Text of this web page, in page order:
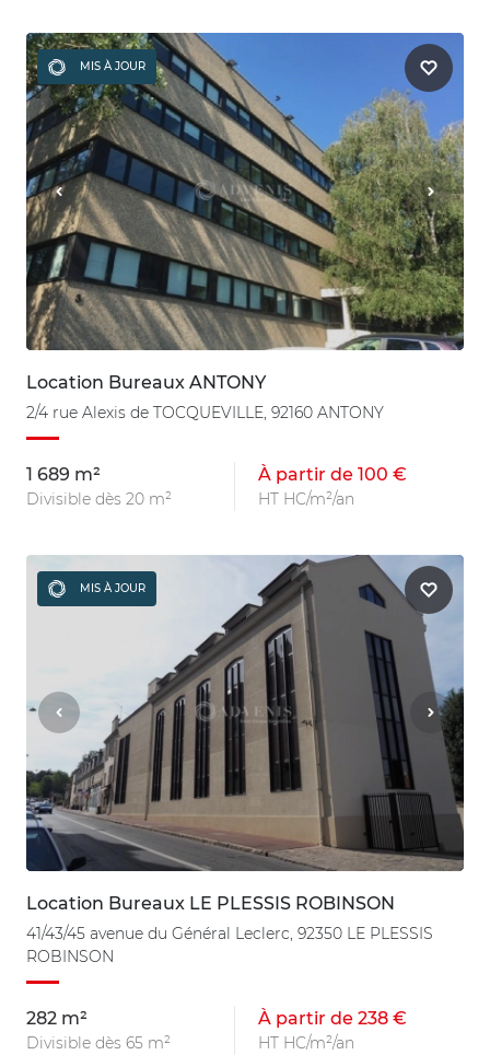
MIS À JOUR
Location Bureaux ANTONY
2/4 rue Alexis de TOCQUEVILLE, 92160 ANTONY
1 689 m²
Divisible dès 20 m²
À partir de 100 €
HT HC/m²/an
MIS À JOUR
Location Bureaux LE PLESSIS ROBINSON
41/43/45 avenue du Général Leclerc, 92350 LE PLESSIS
ROBINSON
282 m²
Divisible dès 65 m²
À partir de 238 €
HT HC/m²/an